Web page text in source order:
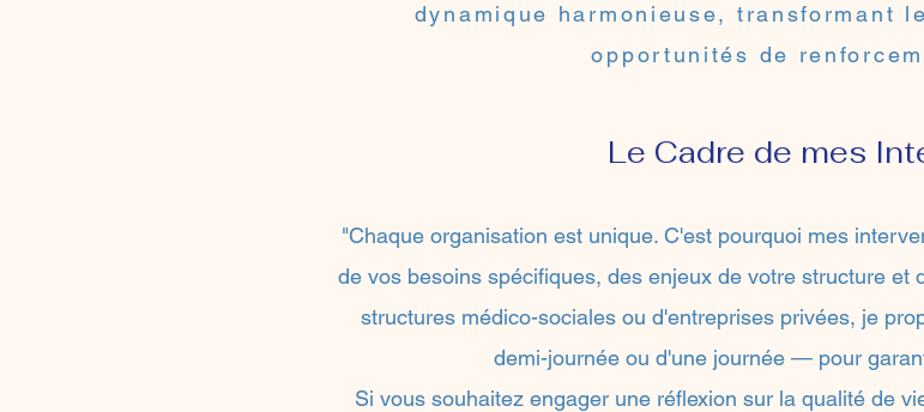
dynamique harmonieuse, transformant
opportunités de
Le Cadre de mes
"Chaque organisation est unique. C'est pourquoi mes
de vos besoins spécifiques, des enjeux de votre structure et
structures médico-sociales ou d'entreprises privées, je
demi-journée ou d'une journée — pour
Si vous souhaitez engager une réflexion sur la qualité de